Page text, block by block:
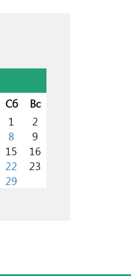
Сб
Вс
1
2
8
9
15
16
22
23
29